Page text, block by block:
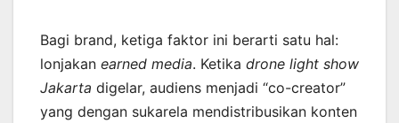
Bagi brand, ketiga faktor ini berarti satu hal:
lonjakan earned media. Ketika drone light show
Jakarta digelar, audiens menjadi “co-creator”
yang dengan sukarela mendistribusikan konten